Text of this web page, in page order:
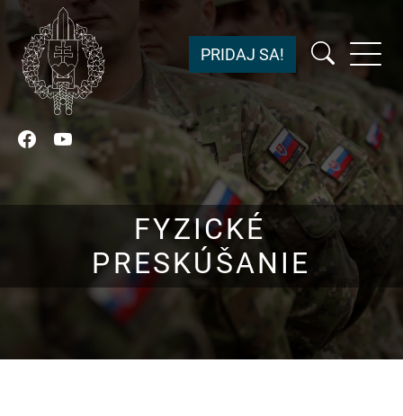
Facebook
YouTube
PRIDAJ SA!
FYZICKÉ
PRESKÚŠANIE